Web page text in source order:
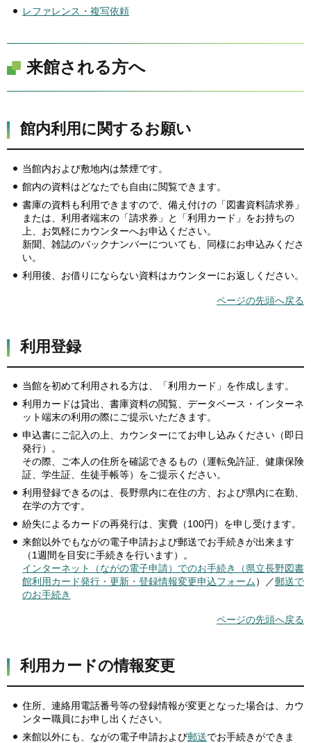
レファレンス・複写依頼
来館される方へ
館内利用に関するお願い
当館内および敷地内は禁煙です。
館内の資料はどなたでも自由に閲覧できます。
書庫の資料も利用できますので、備え付けの「図書資料請求券」
または、利用者端末の「請求券」と「利用カード」をお持ちの
上、お気軽にカウンターへお申込ください。
新聞、雑誌のバックナンバーについても、同様にお申込みくださ
い。
利用後、お借りにならない資料はカウンターにお返しください。
ページの先頭へ戻る
利用登録
当館を初めて利用される方は、「利用カード」を作成します。
利用カードは貸出、書庫資料の閲覧、データベース・インターネ
ット端末の利用の際にご提示いただきます。
申込書にご記入の上、カウンターにてお申し込みください（即日
発行）。
その際、ご本人の住所を確認できるもの（運転免許証、健康保険
証、学生証、生徒手帳等）をご提示ください。
利用登録できるのは、長野県内に在住の方、および県内に在勤、
在学の方です。
紛失によるカードの再発行は、実費（100円）を申し受けます。
来館以外でもながの電子申請および郵送でお手続きが出来ます
（1週間を目安に手続きを行います）。
インターネット（ながの電子申請）でのお手続き（県立長野図書
館利用カード発行・更新・登録情報変更申込フォーム ）／郵送で
のお手続き
ページの先頭へ戻る
利用カードの情報変更
住所、連絡用電話番号等の登録情報が変更となった場合は、カウ
ンター職員にお申し出ください。
来館以外にも、ながの電子申請および郵送でお手続きができま